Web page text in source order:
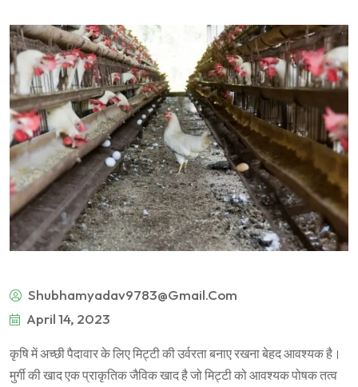
Shubhamyadav9783@gmail.com
April 14, 2023
कृषि में अच्छी पैदावार के लिए मिट्टी की उर्वरता बनाए रखना बेहद आवश्यक है।
मुर्गी की खाद एक प्राकृतिक जैविक खाद है जो मिट्टी को आवश्यक पोषक तत्व